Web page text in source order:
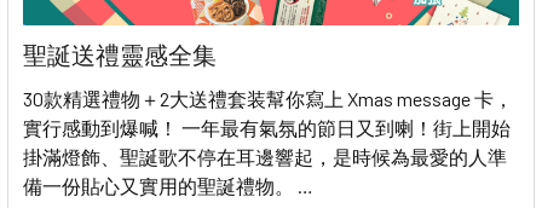
聖誕送禮靈感全集
30款精選禮物＋2大送禮套装幫你寫上 Xmas message 卡，
實行感動到爆喊！ 一年最有氣氛的節日又到喇！街上開始
掛滿燈飾、聖誕歌不停在耳邊響起，是時候為最愛的人準
備一份貼心又實用的聖誕禮物。 …